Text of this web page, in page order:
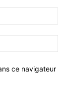
ce navigateur